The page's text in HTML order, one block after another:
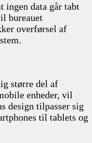
ingen data går tabt
bureauet
overførsel af
større del af
enheder, vil
design tilpasser sig
til tablets og